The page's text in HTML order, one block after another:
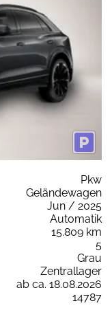
Pkw
Geländewagen
Jun / 2025
Automatik
15.809 km
5
Grau
Zentrallager
ab ca. 18.08.2026
14787